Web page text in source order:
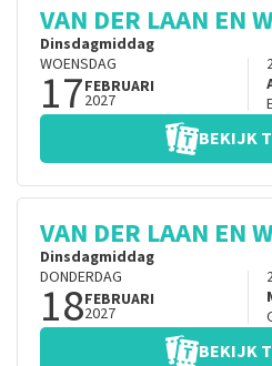
VAN DER LAAN EN
Dinsdagmiddag
WOENSDAG
17FEBRUARI
2027
BEKIJK
VAN DER LAAN EN
Dinsdagmiddag
DONDERDAG
18FEBRUARI
2027
BEKIJK